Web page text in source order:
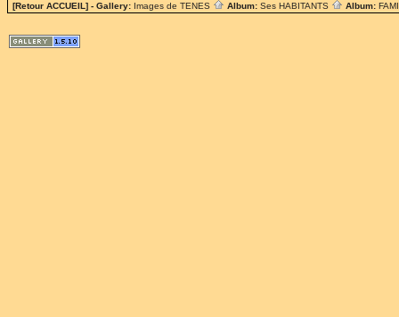
[Retour ACCUEIL] - Gallery: Images de TENES Album: Ses HABITANTS Album: